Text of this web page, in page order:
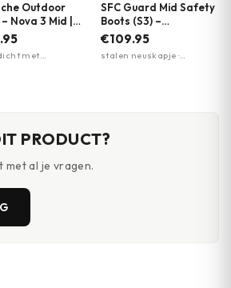
Outdoor
Nova 3 Mid |
| Meerdere
met
SFC Guard Mid Safety
Boots (S3) –
Werkschoenen | Shoes
€109.95
stalen neuskapje ·
PRODUCT?
al je vragen.